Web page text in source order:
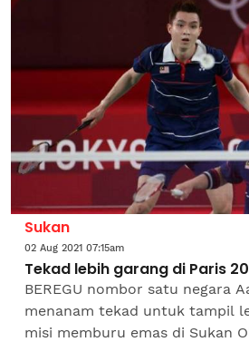
Sukan
02 Aug 2021 07:15am
Tekad lebih garang di Paris
BEREGU nombor satu negara
menanam tekad untuk tampil
misi memburu emas di Sukan